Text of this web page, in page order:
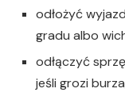
odłożyć
gradu albo
odłączyć
jeśli grozi